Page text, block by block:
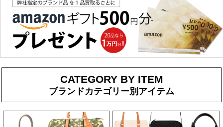
CATEGORY BY ITEM
ブランドカテゴリー別アイテム